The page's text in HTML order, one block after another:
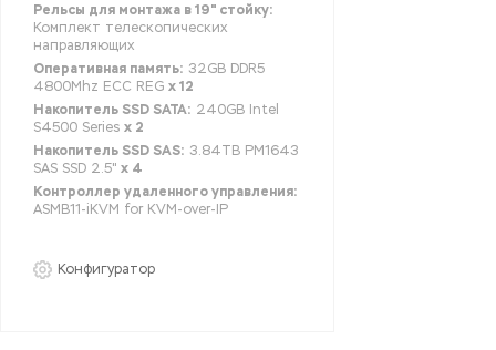
Рельсы для монтажа в 19" стойку:
Комплект телескопических
направляющих
Оперативная память: 32GB DDR5
4800Mhz ECC REG x 12
Накопитель SSD SATA: 240GB Intel
S4500 Series x 2
Накопитель SSD SAS: 3.84TB PM1643
SAS SSD 2.5" x 4
Контроллер удаленного управления:
ASMB11-iKVM for KVM-over-IP
Конфигуратор